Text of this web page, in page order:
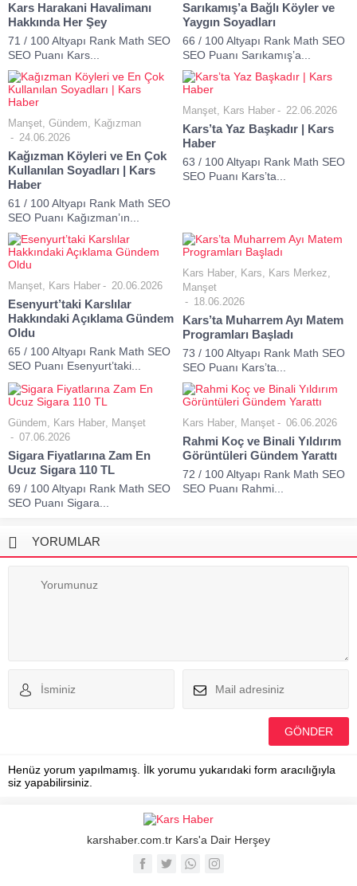
Kars Harakani Havalimanı
Hakkında Her Şey
71 / 100 Altyapı Rank Math SEO
SEO Puanı Kars...
Sarıkamış’a Bağlı Köyler ve
Yaygın Soyadları
66 / 100 Altyapı Rank Math SEO
SEO Puanı Sarıkamış’a...
Manşet, Gündem, Kağızman
24.06.2026
Kağızman Köyleri ve En Çok
Kullanılan Soyadları | Kars
Haber
61 / 100 Altyapı Rank Math SEO
SEO Puanı Kağızman’ın...
Manşet, Kars Haber 22.06.2026
Kars’ta Yaz Başkadır | Kars
Haber
63 / 100 Altyapı Rank Math SEO
SEO Puanı Kars’ta...
Manşet, Kars Haber 20.06.2026
Esenyurt’taki Karslılar
Hakkındaki Açıklama Gündem
Oldu
65 / 100 Altyapı Rank Math SEO
SEO Puanı Esenyurt’taki...
Kars Haber, Kars, Kars Merkez,
Manşet
18.06.2026
Kars’ta Muharrem Ayı Matem
Programları Başladı
73 / 100 Altyapı Rank Math SEO
SEO Puanı Kars’ta...
Gündem, Kars Haber, Manşet
07.06.2026
Sigara Fiyatlarına Zam En
Ucuz Sigara 110 TL
69 / 100 Altyapı Rank Math SEO
SEO Puanı Sigara...
Kars Haber, Manşet 06.06.2026
Rahmi Koç ve Binali Yıldırım
Görüntüleri Gündem Yarattı
72 / 100 Altyapı Rank Math SEO
SEO Puanı Rahmi...
YORUMLAR
Henüz yorum yapılmamış. İlk yorumu yukarıdaki form aracılığıyla
siz yapabilirsiniz.
karshaber.com.tr Kars'a Dair Herşey